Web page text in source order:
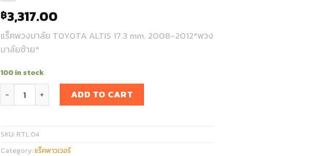
฿3,317.00
แร็คพวงมาลัย TOYOTA ALTIS 17.3 mm. 2008-2012*พวง
มาลัยซ้าย*
100 in stock
แร็คพวงมาลัย TOYOTA ALTIS 17.3 mm. 2008-2012*พวงมาลัยซ้าย* quantity
ADD TO CART
SKU: RTL 04
Category:แร็คพาวเวอร์